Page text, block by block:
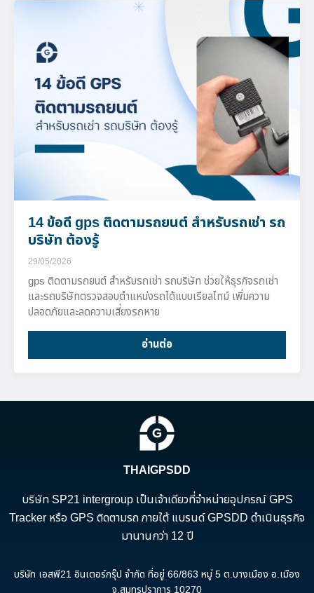
14 ข้อดี gps ติดตามรถยนต์ สำหรับรถเช่า รถ
บริษัท ต้องรู้
29/05/2026
gps ติดตามรถยนต์ สำหรับรถเช่า รถบริษัท ช่วยให้ธุรกิจรถเช่า
และรถบริษัทตรวจสอบตำแหน่งรถได้แบบเรียลไทม์ เพิ่มความ
ปลอดภัยและลดความเสี่ยงรถหาย
อ่านต่อ
THAIGPSDD
บริษัท SP21 intergroup เป็นเจ้าเดียวที่จำหน่ายอุปกรณ์ GPS
Tracker หรือ GPS ติดตามรถ ภายใต้ แบรนด์ GPSDD ดำเนินธุรกิจ
มานานกว่า 12 ปี
บริษัท เอสพี21 อินเตอร์กรุ๊ป จำกัด ที่อยู่ 66/863 หมู่ 5 ต.บางเมือง อ.เมือง
จ.สมุทรปราการ 10270